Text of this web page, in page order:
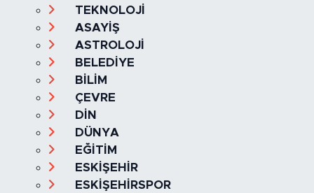
TEKNOLOJİ
ASAYİŞ
ASTROLOJİ
BELEDİYE
BİLİM
ÇEVRE
DİN
DÜNYA
EĞİTİM
ESKİŞEHİR
ESKİŞEHİRSPOR